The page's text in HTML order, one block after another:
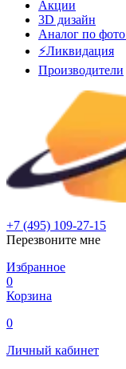
Акции
3D дизайн
Аналог по фото
⚡Ликвидация
Производители
+7 (495) 109-27-15
Перезвоните мне
Избранное
0
Корзина
0
Личный кабинет